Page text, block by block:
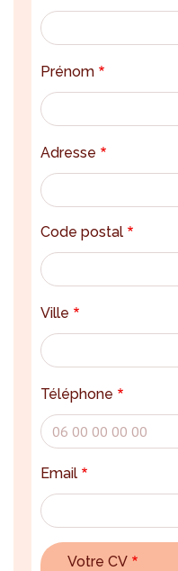
Prénom
Adresse
Code postal
Ville
Téléphone
Email
Votre CV